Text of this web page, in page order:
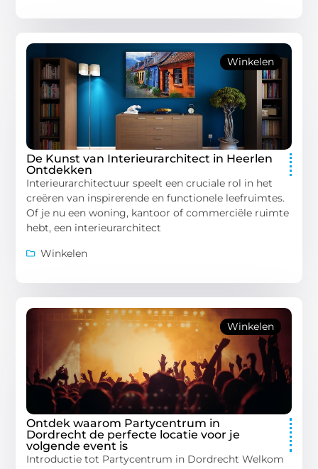
Winkelen
De Kunst van Interieurarchitect in Heerlen
Ontdekken
Interieurarchitectuur speelt een cruciale rol in het
creëren van inspirerende en functionele leefruimtes.
Of je nu een woning, kantoor of commerciële ruimte
hebt, een interieurarchitect
Winkelen
Winkelen
Ontdek waarom Partycentrum in
Dordrecht de perfecte locatie voor je
volgende event is
Introductie tot Partycentrum in Dordrecht Welkom